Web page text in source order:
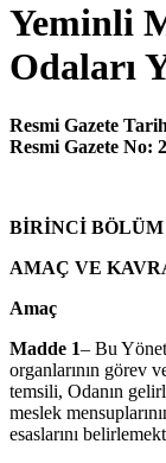
Yeminli
Odaları
Resmi Gazete
Resmi Gazete No:
BİRİNCİ BÖLÜM
AMAÇ VE
Amaç
Madde 1– Bu
organlarının görev
temsili, Odanın
meslek
esaslarını